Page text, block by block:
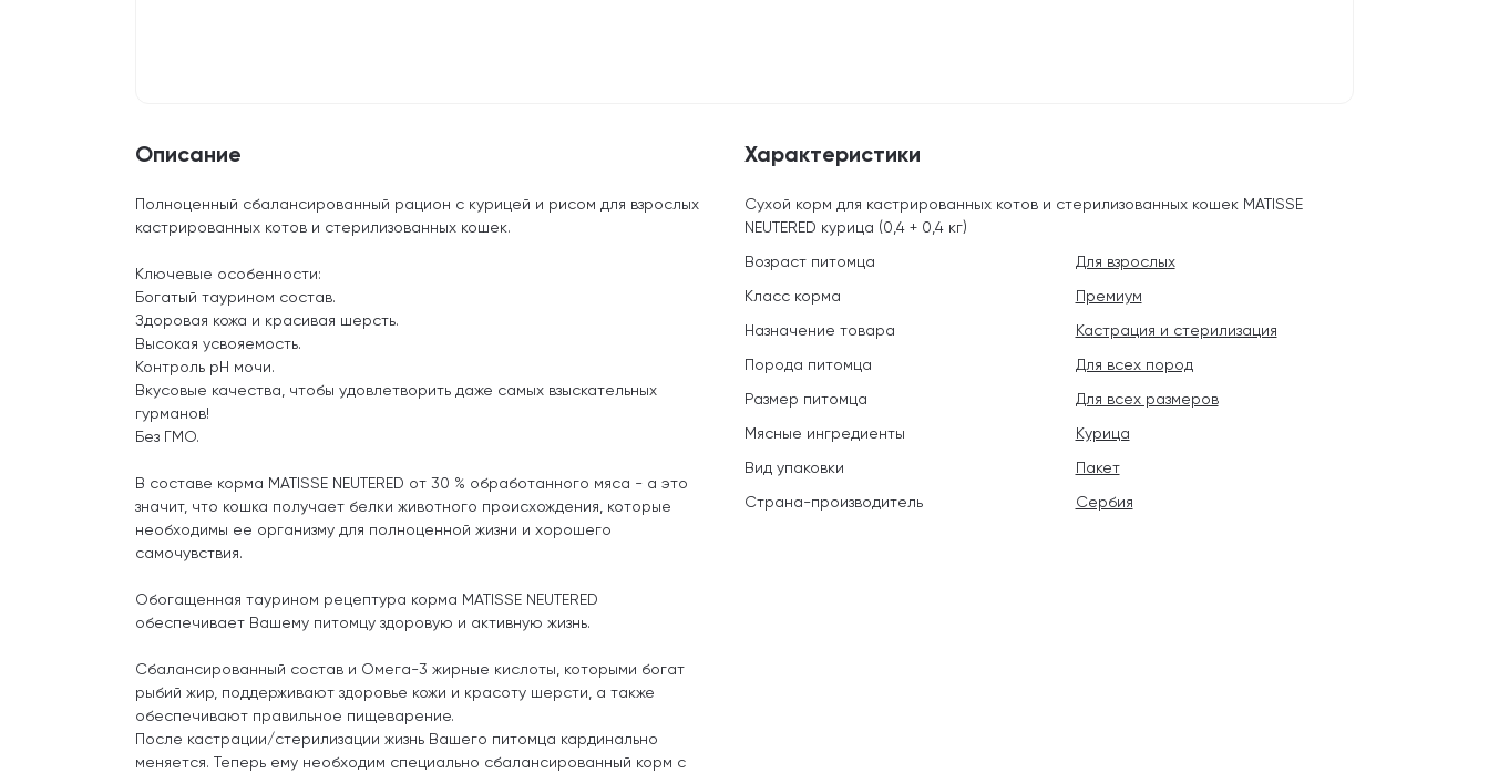
Описание
Полноценный сбалансированный рацион с курицей и рисом для взрослых
кастрированных котов и стерилизованных кошек.
Ключевые особенности:
Богатый таурином состав.
Здоровая кожа и красивая шерсть.
Высокая усвояемость.
Контроль pH мочи.
Вкусовые качества, чтобы удовлетворить даже самых взыскательных
гурманов!
Без ГМО.
В составе корма MATISSE NEUTERED от 30 % обработанного мяса - а это
значит, что кошка получает белки животного происхождения, которые
необходимы ее организму для полноценной жизни и хорошего
самочувствия.
Обогащенная таурином рецептура корма MATISSE NEUTERED
обеспечивает Вашему питомцу здоровую и активную жизнь.
Сбалансированный состав и Омега-3 жирные кислоты, которыми богат
рыбий жир, поддерживают здоровье кожи и красоту шерсти, а также
обеспечивают правильное пищеварение.
После кастрации/стерилизации жизнь Вашего питомца кардинально
меняется. Теперь ему необходим специально сбалансированный корм с
Характеристики
Сухой корм для кастрированных котов и стерилизованных кошек MATISSE
NEUTERED курица (0,4 + 0,4 кг)
Возраст питомца
Для взрослых
Класс корма
Премиум
Назначение товара
Кастрация и стерилизация
Порода питомца
Для всех пород
Размер питомца
Для всех размеров
Мясные ингредиенты
Курица
Вид упаковки
Пакет
Страна-производитель
Сербия